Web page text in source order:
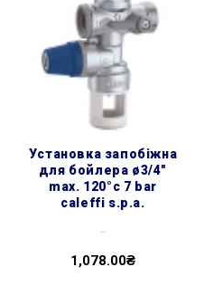
установка запобіжна
для бойлера ø3/4″
max. 120°c 7 bar
caleffi s.p.a.
1,078.00₴